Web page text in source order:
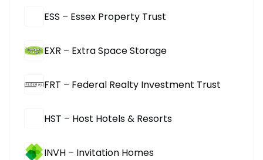
ESS – Essex Property Trust
EXR – Extra Space Storage
FRT – Federal Realty Investment Trust
HST – Host Hotels & Resorts
INVH – Invitation Homes